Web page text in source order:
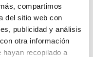
compartimos
del sitio web con
publicidad y análisis
otra información
hayan recopilado a
de Barcelona